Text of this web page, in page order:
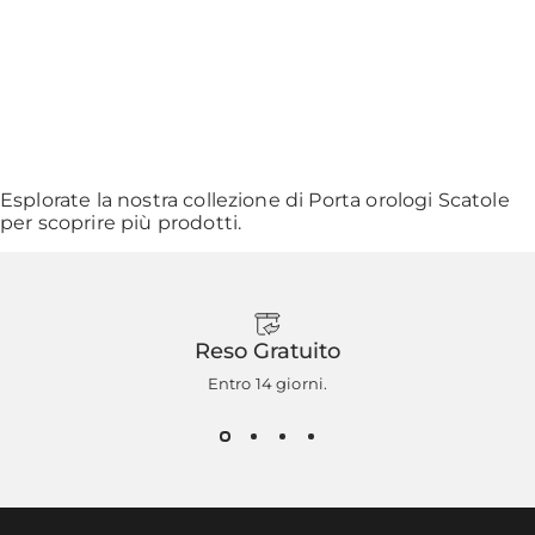
Esplorate la nostra collezione di Porta orologi Scatole
per scoprire più prodotti.
Reso Gratuito
Entro 14 giorni.